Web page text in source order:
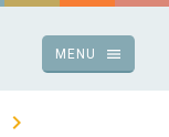
menu
MENU
chevron_right